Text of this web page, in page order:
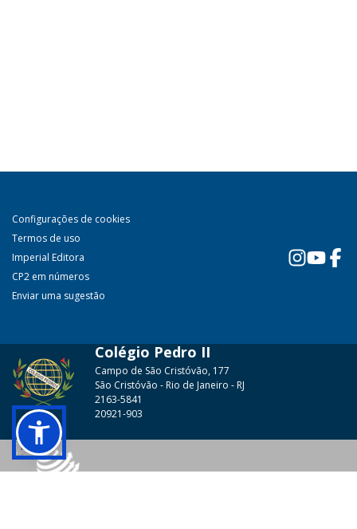
Configurações de cookies
Termos de uso
Imperial Editora
CP2 em números
Enviar uma sugestão
Colégio Pedro II
Campo de São Cristóvão, 177
São Cristóvão - Rio de Janeiro - RJ
2163-5841
20921-903